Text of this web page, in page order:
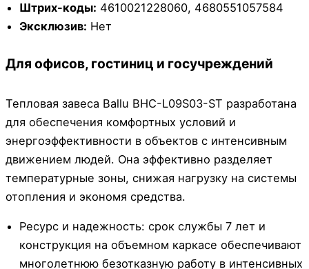
Штрих-коды: 4610021228060, 4680551057584
Эксклюзив: Нет
Для офисов, гостиниц и госучреждений
Тепловая завеса Ballu BHC-L09S03-ST разработана
для обеспечения комфортных условий и
энергоэффективности в объектов с интенсивным
движением людей. Она эффективно разделяет
температурные зоны, снижая нагрузку на системы
отопления и экономя средства.
Ресурс и надежность: срок службы 7 лет и
конструкция на объемном каркасе обеспечивают
многолетнюю безотказную работу в интенсивных